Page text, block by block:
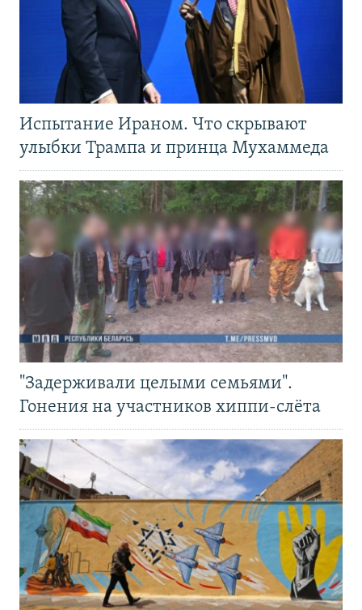
Испытание Ираном. Что скрывают
улыбки Трампа и принца Мухаммеда
"Задерживали целыми семьями".
Гонения на участников хиппи-слёта